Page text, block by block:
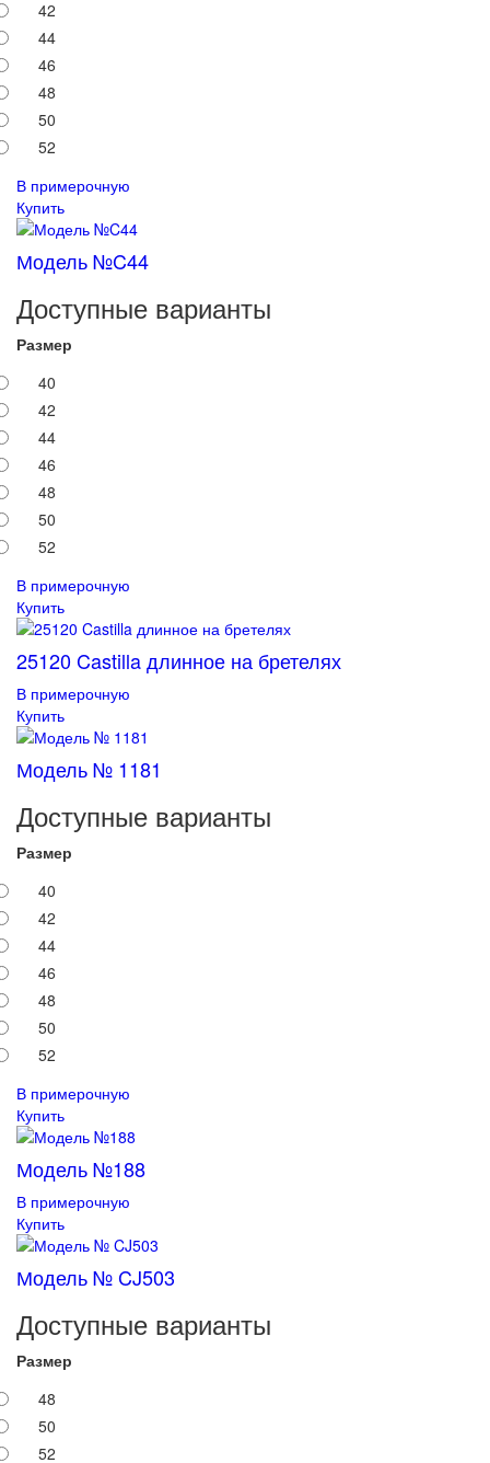
42
44
46
48
50
52
В примерочную
Купить
Модель №C44
Доступные варианты
Размер
40
42
44
46
48
50
52
В примерочную
Купить
25120 Castilla длинное на бретелях
В примерочную
Купить
Модель № 1181
Доступные варианты
Размер
40
42
44
46
48
50
52
В примерочную
Купить
Модель №188
В примерочную
Купить
Модель № CJ503
Доступные варианты
Размер
48
50
52